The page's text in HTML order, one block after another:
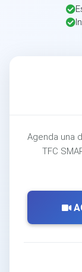
Agenda una
TFC